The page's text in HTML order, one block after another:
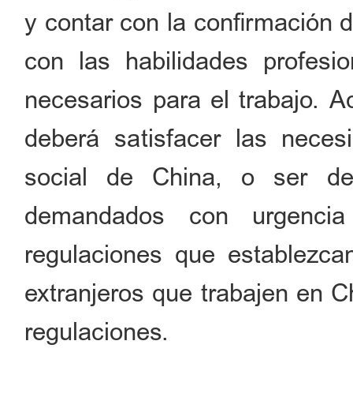
y contar con la confirmación
con las habilidades
necesarios para el trabajo.
deberá satisfacer las
social de China, o ser de
demandados con
regulaciones que
extranjeros que trabajen en
regulaciones.